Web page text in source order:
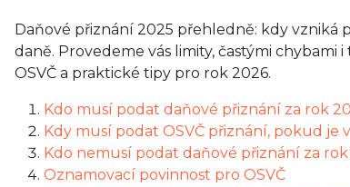
Daňové přiznání 2025 přehledně: kdy vzniká
daně. Provedeme vás limity, častými
OSVČ a praktické tipy pro rok 2026.
Kdo musí podat daňové přiznání za rok
Kdy musí podat OSVČ přiznání, pokud je
Kdo nemusí podat daňové přiznání za rok
Oznamovací povinnost pro OSVČ